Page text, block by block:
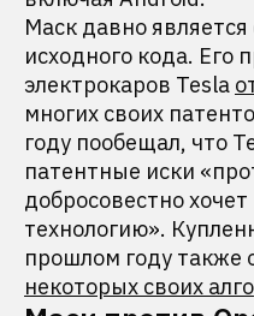
Маск давно
исходного кода. Его
электрокаров Tesla
многих своих
году пообещал, что
патентные иски
добросовестно
технологию».
прошлом году также
некоторых своих